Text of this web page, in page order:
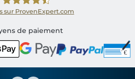
Shirtinator FR
sur ProvenExpert.com
de paiement